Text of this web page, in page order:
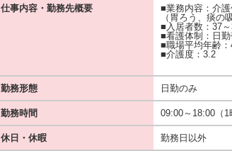
仕事内容・勤務先概要
■業務内容：介
（胃ろう、痰の
■入居者数：37～
■看護体制：日
■職場平均年齢
■介護度：3.2
勤務形態 日勤のみ
勤務時間 09:00～18:00（1
休日・休暇 勤務日以外